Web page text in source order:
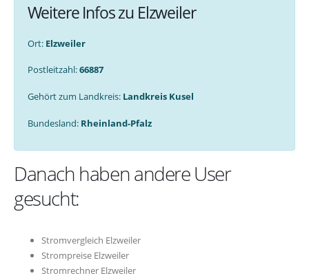
Weitere Infos zu Elzweiler
Ort: Elzweiler
Postleitzahl:66887
Gehört zum Landkreis: Landkreis Kusel
Bundesland: Rheinland-Pfalz
Danach haben andere User
gesucht:
Stromvergleich Elzweiler
Strompreise Elzweiler
Stromrechner Elzweiler